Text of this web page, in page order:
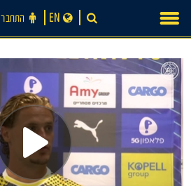
content
התחבר ‪/‬ הצטרף EN